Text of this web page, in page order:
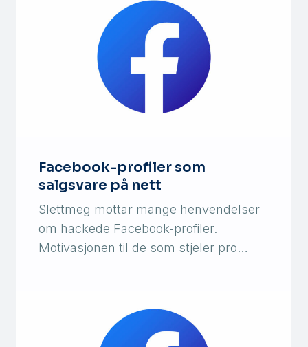
Facebook-profiler som
salgsvare på nett
Slettmeg mottar mange henvendelser
om hackede Facebook-profiler.
Motivasjonen til de som stjeler pro…